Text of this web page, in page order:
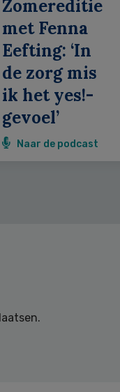
Zomereditie
met Fenna
Eefting: ‘In
de zorg mis
ik het yes!-
gevoel’
Naar de podcast